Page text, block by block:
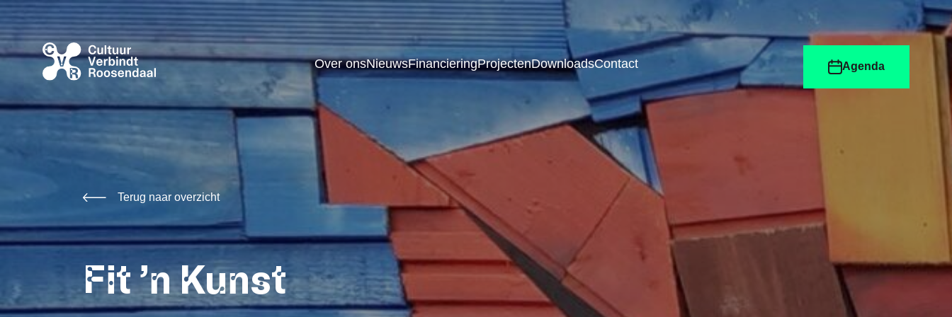
Over onsNieuwsFinancieringProjectenDownloadsContact Agenda
Terug naar overzicht
Fit ’n Kunst